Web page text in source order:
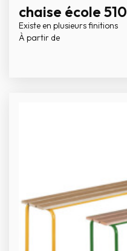
chaise école 510
Existe en plusieurs finitions
À partir de